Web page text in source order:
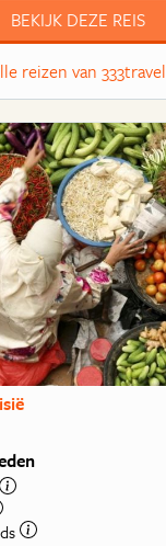
BEKIJK DEZE REIS
reizen van 333travel